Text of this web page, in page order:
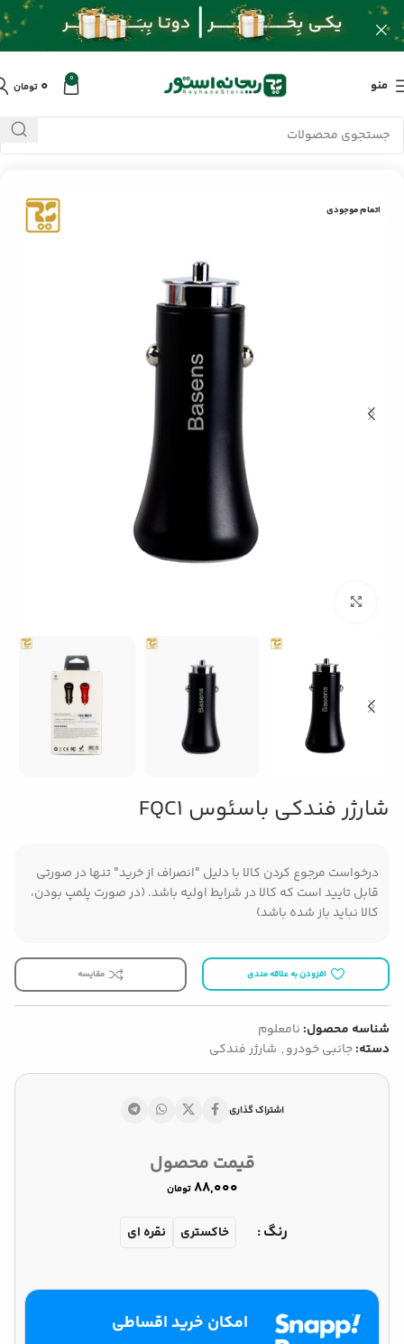
منو 0 ۰ تومان
خانه/محصولات/جانبی خودرو/شارژر فندکی باسئوس FQC1
اتمام موجودی
شارژر فندکی باسئوس FQC1
درخواست مرجوع کردن کالا با دلیل "انصراف از خرید" تنها در صورتی
قابل تایید است که کالا در شرایط اولیه باشد. (در صورت پلمپ بودن،
کالا نباید باز شده باشد)
افزودن به علاقه مندی مقایسه
شناسه محصول: نامعلوم
دسته:جانبی خودرو, شارژر فندکی
اشتراک گذاری
قیمت محصول
تومان
رنگ خاکستری نقره ای
امکان خرید اقساطی